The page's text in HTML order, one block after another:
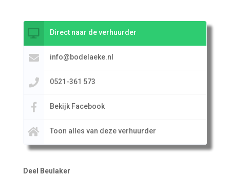
Direct naar de verhuurder
info@bodelaeke.nl
0521-361 573
Bekijk Facebook
Toon alles van deze verhuurder
Deel Beulaker